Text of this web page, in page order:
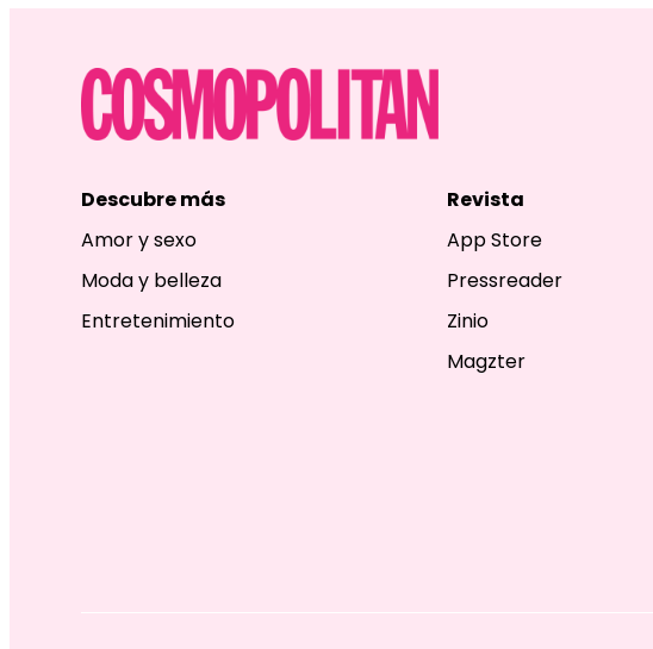
Descubre más
Amor y sexo
Moda y belleza
Entretenimiento
Revista
App Store
Pressreader
Zinio
Magzter